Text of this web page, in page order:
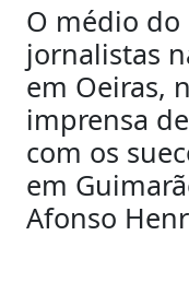
O médio do
jornalistas
em Oeiras,
imprensa
com os
em
Afonso